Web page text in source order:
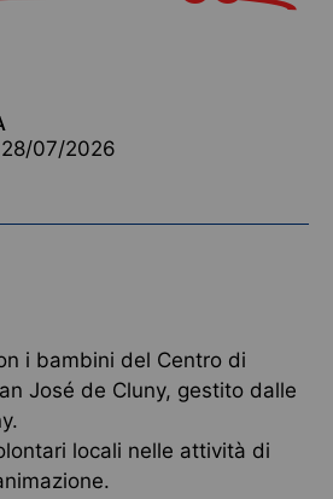
07/2026
i bambini del Centro di
José de Cluny, gestito dalle
locali nelle attività di